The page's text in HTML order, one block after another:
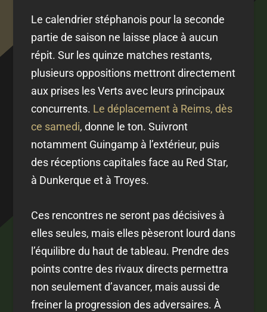
Le calendrier stéphanois pour la seconde
partie de saison ne laisse place à aucun
répit. Sur les quinze matches restants,
plusieurs oppositions mettront directement
aux prises les Verts avec leurs principaux
concurrents. Le déplacement à Reims, dès
ce samedi, donne le ton. Suivront
notamment Guingamp à l’extérieur, puis
des réceptions capitales face au Red Star,
à Dunkerque et à Troyes.
Ces rencontres ne seront pas décisives à
elles seules, mais elles pèseront lourd dans
l’équilibre du haut de tableau. Prendre des
points contre des rivaux directs permettra
non seulement d’avancer, mais aussi de
freiner la progression des adversaires. À